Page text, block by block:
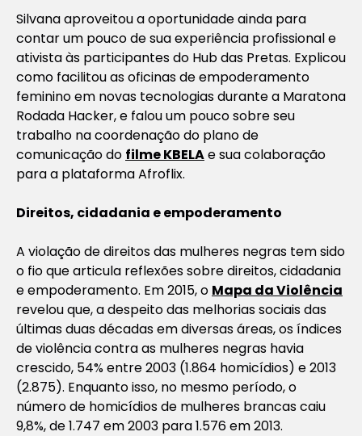
Silvana aproveitou a oportunidade ainda para
contar um pouco de sua experiência profissional e
ativista às participantes do Hub das Pretas. Explicou
como facilitou as oficinas de empoderamento
feminino em novas tecnologias durante a Maratona
Rodada Hacker, e falou um pouco sobre seu
trabalho na coordenação do plano de
comunicação do filme KBELAe sua colaboração
para a plataforma Afroflix.
Direitos, cidadania e empoderamento
A violação de direitos das mulheres negras tem sido
o fio que articula reflexões sobre direitos, cidadania
e empoderamento. Em 2015, o Mapa da Violência
revelou que, a despeito das melhorias sociais das
últimas duas décadas em diversas áreas, os índices
de violência contra as mulheres negras havia
crescido, 54% entre 2003 (1.864 homicídios) e 2013
(2.875). Enquanto isso, no mesmo período, o
número de homicídios de mulheres brancas caiu
9,8%, de 1.747 em 2003 para 1.576 em 2013.